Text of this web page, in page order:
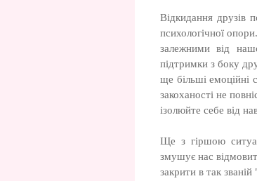
Відкидання друзів
психологічної
залежними від
підтримки з боку
ще більші емоційні
закоханості не
ізолюйте себе від
Ще з гіршою
змушує нас
закрити в так званій